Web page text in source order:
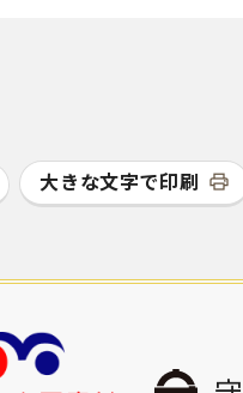
大きな文字で印刷